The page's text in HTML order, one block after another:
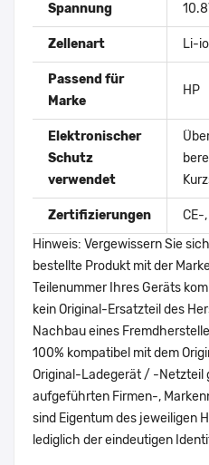
Spannung
Zellenart Li-
Passend für
Marke
HP
Elektronischer
Schutz
verwendet
Zertifizierungen
CE-
Hinweis: Vergewissern Sie
bestellte Produkt mit der
Teilenummer Ihres Geräts
kein Original-Ersatzteil des
Nachbau eines
100% kompatibel mit dem
Original-Ladegerät / -Netzteil
aufgeführten Firmen-,
sind Eigentum des jeweiligen
lediglich der eindeutigen